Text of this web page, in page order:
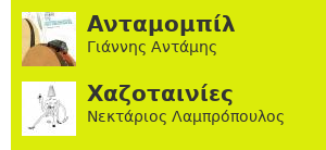
Ανταμομπίλ
Γιάννης Αντάμης
Χαζοταινίες
Νεκτάριος Λαμπρόπουλος